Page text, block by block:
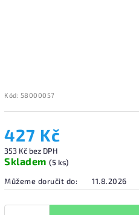
Kód: 58000057
427 Kč
353 Kč bez DPH
Skladem (5 ks)
Můžeme doručit do:
11.8.2026